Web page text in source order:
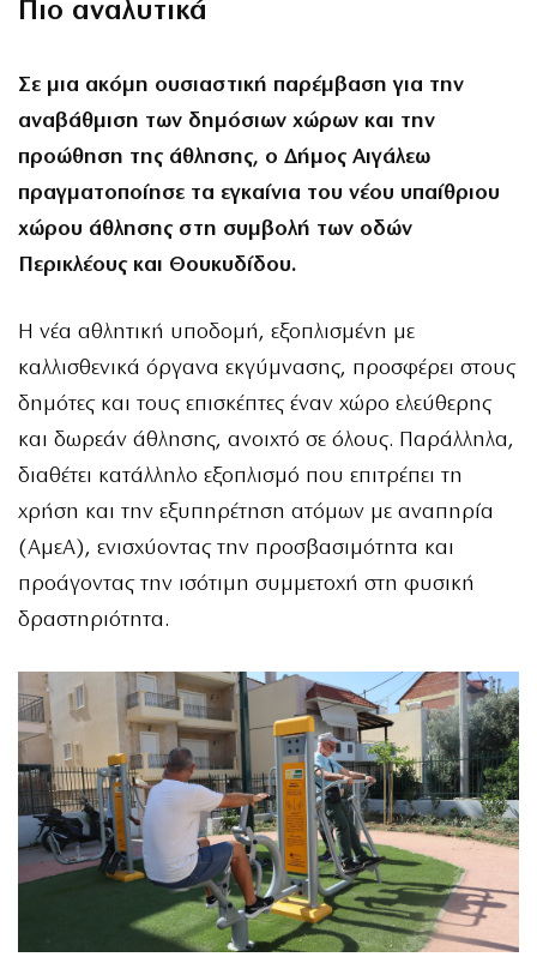
Πιο αναλυτικά
Σε μια ακόμη ουσιαστική παρέμβαση για την
αναβάθμιση των δημόσιων χώρων και την
προώθηση της άθλησης, ο Δήμος Αιγάλεω
πραγματοποίησε τα εγκαίνια του νέου υπαίθριου
χώρου άθλησης στη συμβολή των οδών
Περικλέους και Θουκυδίδου.
Η νέα αθλητική υποδομή, εξοπλισμένη με
καλλισθενικά όργανα εκγύμνασης, προσφέρει στους
δημότες και τους επισκέπτες έναν χώρο ελεύθερης
και δωρεάν άθλησης, ανοιχτό σε όλους. Παράλληλα,
διαθέτει κατάλληλο εξοπλισμό που επιτρέπει τη
χρήση και την εξυπηρέτηση ατόμων με αναπηρία
(ΑμεΑ), ενισχύοντας την προσβασιμότητα και
προάγοντας την ισότιμη συμμετοχή στη φυσική
δραστηριότητα.